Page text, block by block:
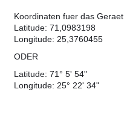
Koordinaten fuer das Geraet
Latitude: 71,0983198
Longitude: 25,3760455
ODER
Latitude: 71° 5' 54"
Longitude: 25° 22' 34"